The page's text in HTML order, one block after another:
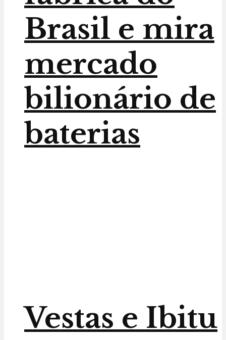
Brasil e mira
mercado
bilionário de
baterias
Vestas e Ibitu